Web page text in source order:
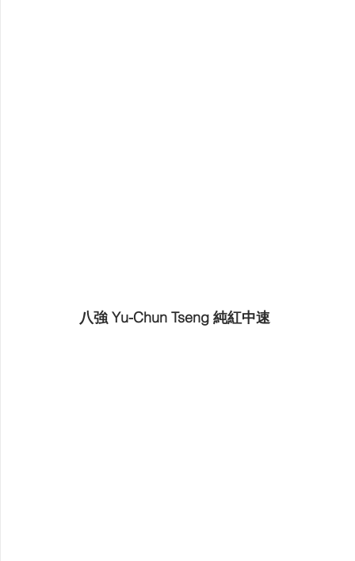
八強 Yu-Chun Tseng 純紅中速